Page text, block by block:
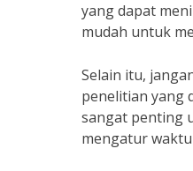
yang dapat
mudah untuk
Selain itu,
penelitian yang
sangat penting
mengatur